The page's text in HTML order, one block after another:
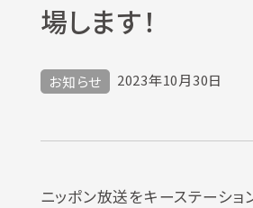
場します！
お知らせ 2023年10月30日
ニッポン放送をキーステーシ